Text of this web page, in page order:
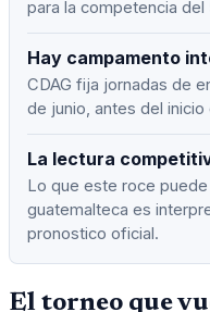
para la competencia del
Hay campamento
CDAG fija jornadas de
de junio, antes del
La lectura
Lo que este roce
guatemalteca es
pronostico oficial.
El torneo que